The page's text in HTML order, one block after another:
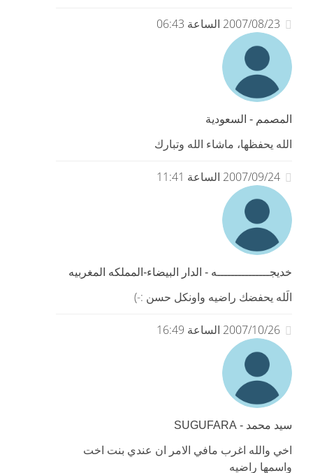
2007/08/23 الساعة 06:43
المصمم - السعودية
الله يحفظها، ماشاء الله وتبارك
2007/09/24 الساعة 11:41
خديجـــــــــــــــه - الدار البيضاء-المملكه المغربيه
الَله يحفضك راضيه واونكل حسن :-)
2007/10/26 الساعة 16:49
سيد محمد - SUGUFARA
اخي والله اغرب مافي الامر ان عندي بنت اخت
واسمها راضيه